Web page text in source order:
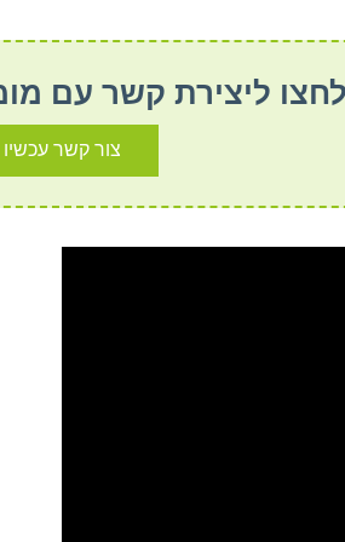
ליצירת קשר עם
צור קשר עכשיו